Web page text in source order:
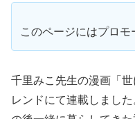
このページにはプロ
千里みこ先生の漫画「
レンドにて連載しまし